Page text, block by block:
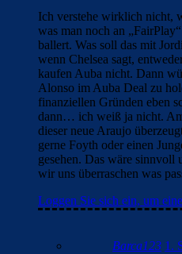
Ich verstehe wirklich nicht,
was man noch an
ballert. Was soll das mit
wenn Chelsea sagt,
kaufen Auba nicht. Dann
Alonso im Auba Deal zu
finanziellen Gründen eben
dann… ich weiß ja nicht.
dieser neue Araujo
gerne Foyth oder einen
gesehen. Das wäre sinnvoll
wir uns überraschen was
Loggen Sie sich ein, um
Barca123 1.